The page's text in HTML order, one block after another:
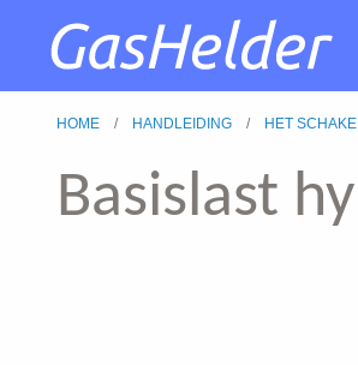
HOME HANDLEIDING HET
Basislast